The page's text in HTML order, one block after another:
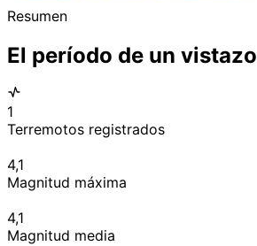
Resumen
El período de un vistazo
1
Terremotos registrados
4,1
Magnitud máxima
4,1
Magnitud media